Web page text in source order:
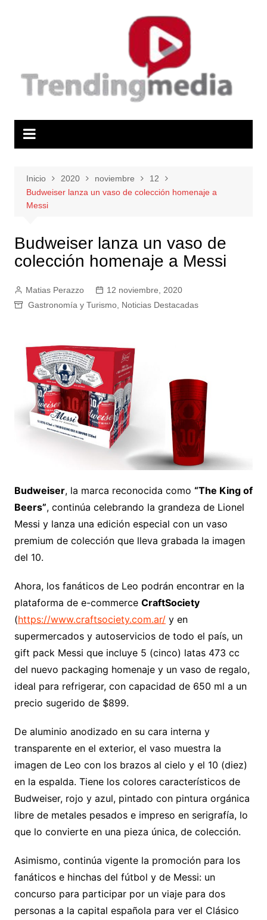
Inicio 2020 noviembre
12
Budweiser lanza un vaso de colección homenaje a
Messi
Budweiser lanza un vaso de
colección homenaje a Messi
Matias Perazzo
12 noviembre, 2020
Gastronomía y Turismo, Noticias Destacadas
Budweiser, la marca reconocida como “The King of
Beers”, continúa celebrando la grandeza de Lionel
Messi y lanza una edición especial con un vaso
premium de colección que lleva grabada la imagen
del 10.
Ahora, los fanáticos de Leo podrán encontrar en la
plataforma de e-commerce CraftSociety
(https://www.craftsociety.com.ar/y en
supermercados y autoservicios de todo el país, un
gift pack Messi que incluye 5 (cinco) latas 473 cc
del nuevo packaging homenaje y un vaso de regalo,
ideal para refrigerar, con capacidad de 650 ml a un
precio sugerido de $899.
De aluminio anodizado en su cara interna y
transparente en el exterior, el vaso muestra la
imagen de Leo con los brazos al cielo y el 10 (diez)
en la espalda. Tiene los colores característicos de
Budweiser, rojo y azul, pintado con pintura orgánica
libre de metales pesados e impreso en serigrafía, lo
que lo convierte en una pieza única, de colección.
Asimismo, continúa vigente la promoción para los
fanáticos e hinchas del fútbol y de Messi: un
concurso para participar por un viaje para dos
personas a la capital española para ver el Clásico